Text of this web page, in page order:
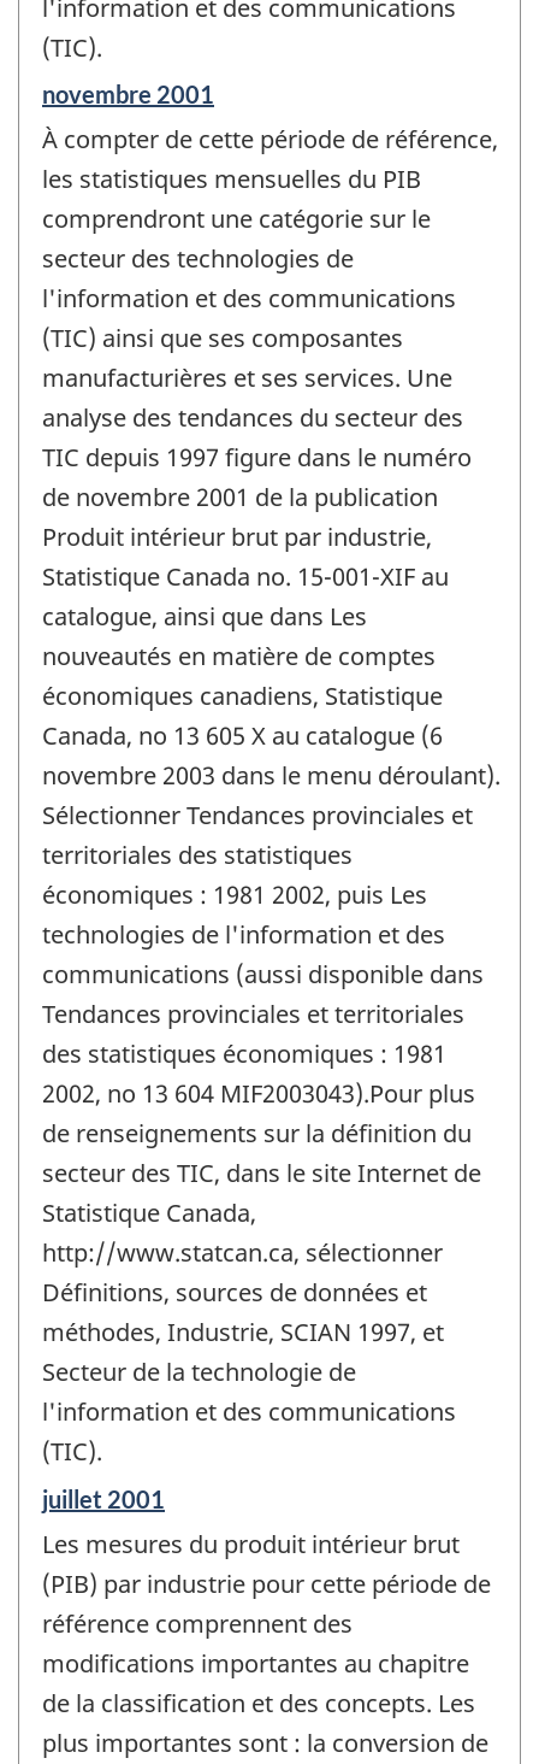
l'information et des communications
(TIC).
Période
de
référence
de
changement
-
novembre 2001
À compter de cette période de référence,
les statistiques mensuelles du PIB
comprendront une catégorie sur le
secteur des technologies de
l'information et des communications
(TIC) ainsi que ses composantes
manufacturières et ses services. Une
analyse des tendances du secteur des
TIC depuis 1997 figure dans le numéro
de novembre 2001 de la publication
Produit intérieur brut par industrie,
Statistique Canada no. 15-001-XIF au
catalogue, ainsi que dans Les
nouveautés en matière de comptes
économiques canadiens, Statistique
Canada, no 13 605 X au catalogue (6
novembre 2003 dans le menu déroulant).
Sélectionner Tendances provinciales et
territoriales des statistiques
économiques : 1981 2002, puis Les
technologies de l'information et des
communications (aussi disponible dans
Tendances provinciales et territoriales
des statistiques économiques : 1981
2002, no 13 604 MIF2003043).Pour plus
de renseignements sur la définition du
secteur des TIC, dans le site Internet de
Statistique Canada,
http://www.statcan.ca, sélectionner
Définitions, sources de données et
méthodes, Industrie, SCIAN 1997, et
Secteur de la technologie de
l'information et des communications
(TIC).
Période
référence
de
changement
-
juillet 2001
Les mesures du produit intérieur brut
(PIB) par industrie pour cette période de
référence comprennent des
modifications importantes au chapitre
de la classification et des concepts. Les
plus importantes sont : la conversion de